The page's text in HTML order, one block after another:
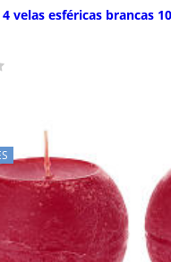
velas esféricas brancas